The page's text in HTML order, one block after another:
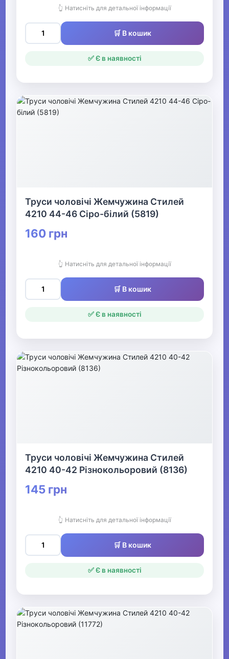
👆 Натисніть для детальної інформації
🛒 В кошик
✅ Є в наявності
Труси чоловічі Жемчужина Стилей
4210 44-46 Сіро-білий (5819)
160 грн
👆 Натисніть для детальної інформації
🛒 В кошик
✅ Є в наявності
Труси чоловічі Жемчужина Стилей
4210 40-42 Різнокольоровий (8136)
145 грн
👆 Натисніть для детальної інформації
🛒 В кошик
✅ Є в наявності